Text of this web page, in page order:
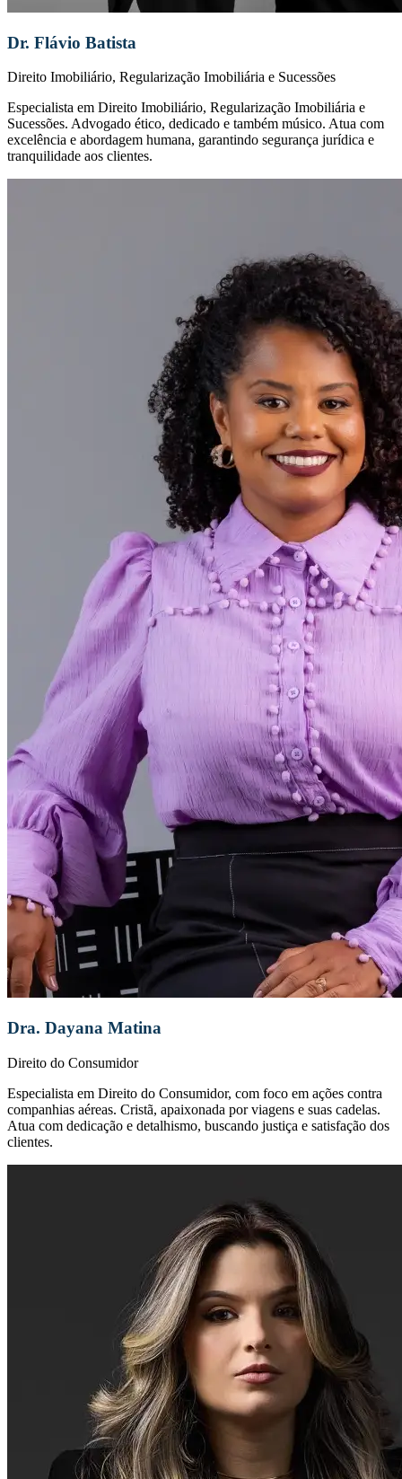
Dr. Flávio Batista
Direito Imobiliário, Regularização Imobiliária e Sucessões
Especialista em Direito Imobiliário, Regularização Imobiliária e
Sucessões. Advogado ético, dedicado e também músico. Atua com
excelência e abordagem humana, garantindo segurança jurídica e
tranquilidade aos clientes.
Dra. Dayana Matina
Direito do Consumidor
Especialista em Direito do Consumidor, com foco em ações contra
companhias aéreas. Cristã, apaixonada por viagens e suas cadelas.
Atua com dedicação e detalhismo, buscando justiça e satisfação dos
clientes.